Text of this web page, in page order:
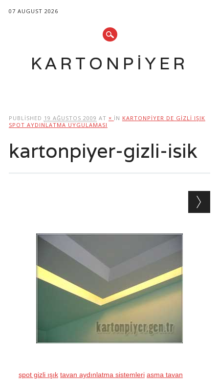
07 AUGUST 2026
KARTONPIYER
content
PUBLISHED 19 AĞUSTOS 2009 AT × IN KARTONPIYER DE GIZLI IŞIK
SPOT AYDINLATMA UYGULAMASI
kartonpiyer-gizli-isik
spot gizli ışık tavan aydınlatma sistemleri asma tavan